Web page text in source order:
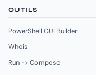
OUTILS
PowerShell GUI Builder
Whois
Run -> Compose